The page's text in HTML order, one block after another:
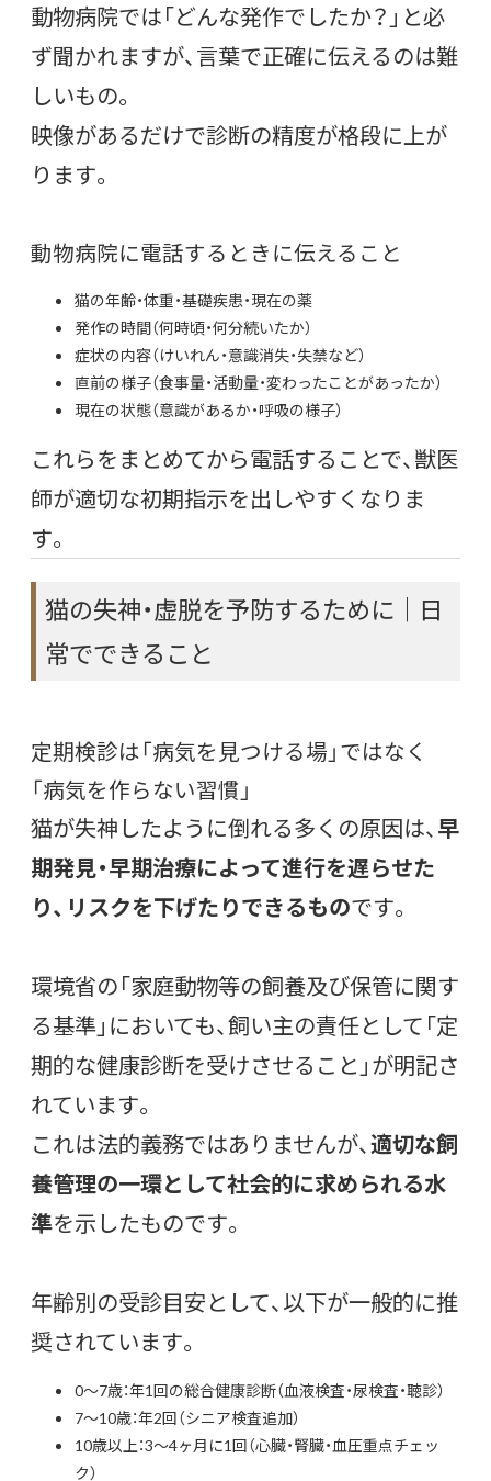
動物病院では「どんな発作でしたか？」と必
ず聞かれますが、言葉で正確に伝えるのは難
しいもの。
映像があるだけで診断の精度が格段に上が
ります。
動物病院に電話するときに伝えること
猫の年齢・体重・基礎疾患・現在の薬
発作の時間（何時頃・何分続いたか）
症状の内容（けいれん・意識消失・失禁など）
直前の様子（食事量・活動量・変わったことがあったか）
現在の状態（意識があるか・呼吸の様子）
これらをまとめてから電話することで、獣医
師が適切な初期指示を出しやすくなりま
す。
猫の失神・虚脱を予防するために｜日
常でできること
定期検診は「病気を見つける場」ではなく
「病気を作らない習慣」
猫が失神したように倒れる多くの原因は、早
期発見・早期治療によって進行を遅らせた
り、リスクを下げたりできるものです。
環境省の「家庭動物等の飼養及び保管に関す
る基準」においても、飼い主の責任として「定
期的な健康診断を受けさせること」が明記さ
れています。
これは法的義務ではありませんが、適切な飼
養管理の一環として社会的に求められる水
準を示したものです。
年齢別の受診目安として、以下が一般的に推
奨されています。
0〜7歳：年1回の総合健康診断（血液検査・尿検査・聴診）
7〜10歳：年2回（シニア検査追加）
10歳以上：3〜4ヶ月に1回（心臓・腎臓・血圧重点チェッ
ク）